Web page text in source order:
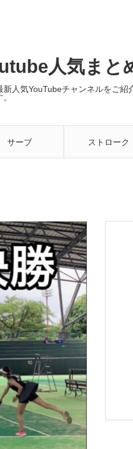
人気まと
人気YouTubeチャンネルをご
サーブ ストローク